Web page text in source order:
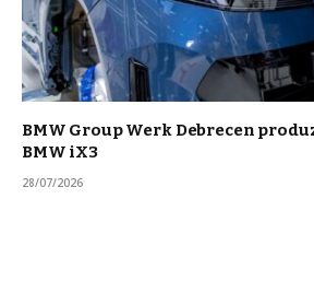
BMW Group Werk Debrecen
BMW iX3
28/07/2026